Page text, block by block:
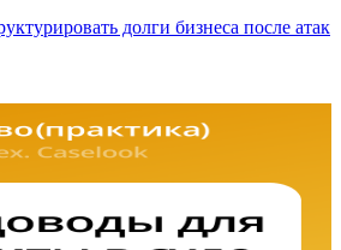
долги бизнеса после атак